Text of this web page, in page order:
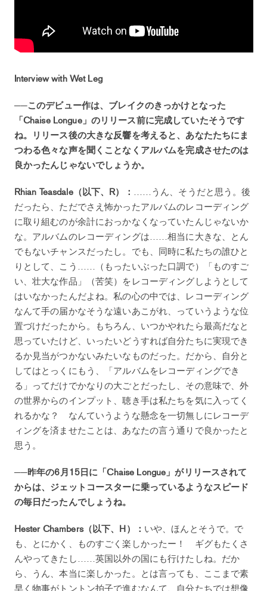
Interview with Wet Leg
──このデビュー作は、ブレイクのきっかけとなった
「Chaise Longue」のリリース前に完成していたそうです
ね。リリース後の大きな反響を考えると、あなたたちにま
つわる色々な声を聞くことなくアルバムを完成させたのは
良かったんじゃないでしょうか。
Rhian Teasdale（以下、R）：
……うん、そうだと思う。後
だったら、ただでさえ怖かったアルバムのレコーディング
に取り組むのが余計におっかなくなっていたんじゃないか
な。アルバムのレコーディングは……相当に大きな、とん
でもないチャンスだったし。でも、同時に私たちの誰ひと
りとして、こう……（もったいぶった口調で）「ものすご
い、壮大な作品」（苦笑）をレコーディングしようとして
はいなかったんだよね。私の心の中では、レコーディング
なんて手の届かなそうな遠いあこがれ、っていうような位
置づけだったから。もちろん、いつかやれたら最高だなと
思っていたけど、いったいどうすれば自分たちに実現でき
るか見当がつかないみたいなものだった。だから、自分と
してはとっくにもう、「アルバムをレコーディングでき
る」ってだけでかなりの大ごとだったし、その意味で、外
の世界からのインプット、聴き手は私たちを気に入ってく
れるかな？ なんていうような懸念を一切無しにレコーデ
ィングを済ませたことは、あなたの言う通りで良かったと
思う。
──昨年の6月15日に「Chaise Longue」がリリースされて
からは、ジェットコースターに乗っているようなスピード
の毎日だったんでしょうね。
Hester Chambers（以下、H）： いや、ほんとそうで。で
も、とにかく、ものすごく楽しかったー！ ギグもたくさ
んやってきたし……英国以外の国にも行けたしね。だか
ら、うん、本当に楽しかった。とは言っても、ここまで素
早く物事がトントン拍子で進むなんて、自分たちでは想像